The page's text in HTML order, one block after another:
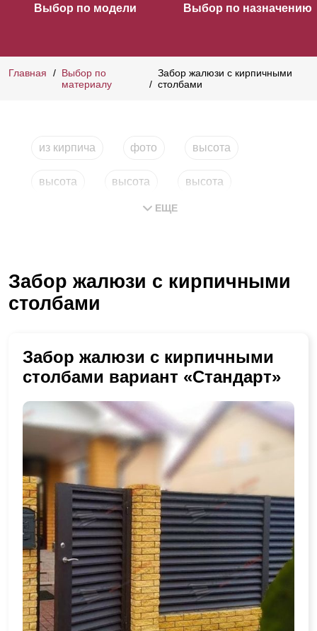
Выбор по модели Выбор по назначению
Главная
Выбор по
материалу
Забор жалюзи с кирпичными
столбами
из кирпича фото высота
высота высота высота
ЕЩЕ
Забор жалюзи с кирпичными
столбами
Забор жалюзи с кирпичными
столбами вариант «Стандарт»